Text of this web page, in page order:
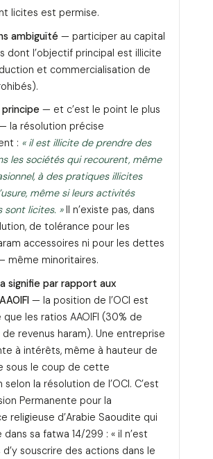
licites est permise.
ambiguïté — participer au capital
dont l’objectif principal est illicite
et commercialisation de
— et c’est le point le plus
la résolution précise
: « il est illicite de prendre des
les sociétés qui recourent, même
à des pratiques illicites
même si leurs activités
sont licites. »Il n’existe pas, dans
de tolérance pour les
accessoires ni pour les dettes
même minoritaires.
signifie par rapport aux
— la position de l’OCI est
les ratios AAOIFI (30% de
revenus haram). Une entreprise
à intérêts, même à hauteur de
sous le coup de cette
la résolution de l’OCI. C’est
Permanente pour la
religieuse d’Arabie Saoudite qui
sa fatwa 14/299 : « il n’est
souscrire des actions dans le